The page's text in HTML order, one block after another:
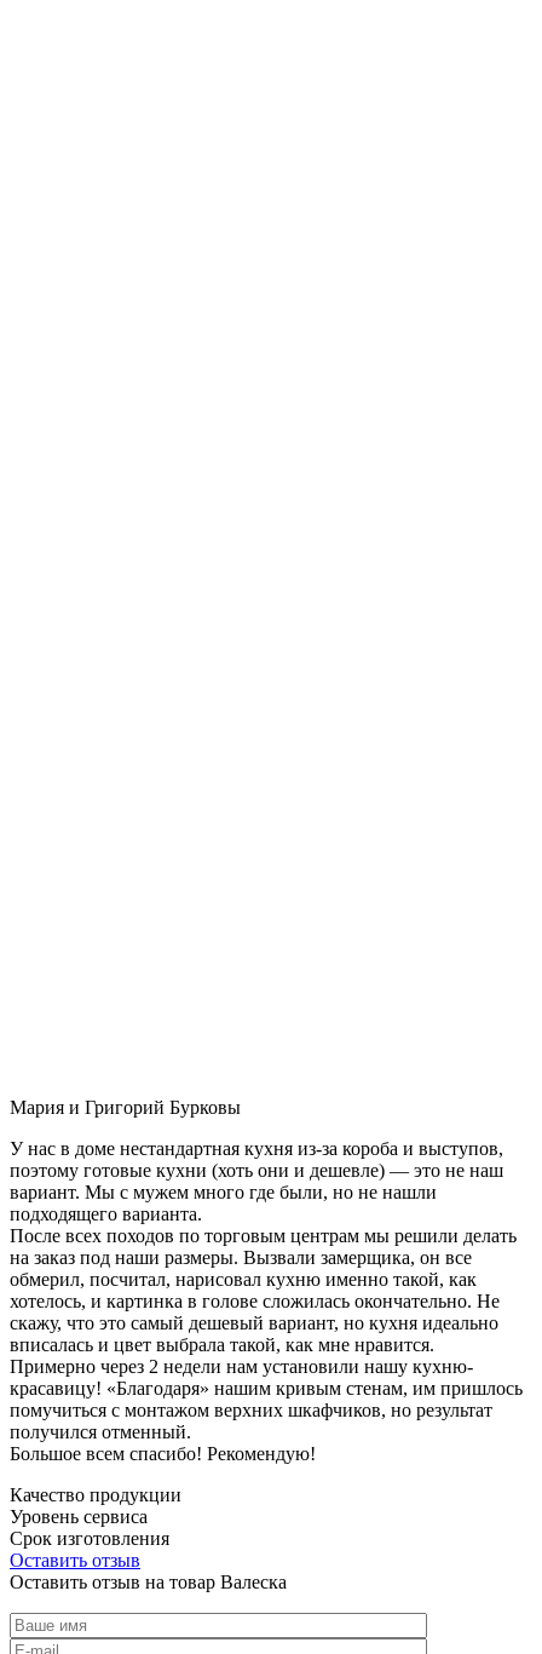
Мария и Григорий Бурковы
У нас в доме нестандартная кухня из-за короба и выступов,
поэтому готовые кухни (хоть они и дешевле) — это не наш
вариант. Мы с мужем много где были, но не нашли
подходящего варианта.
После всех походов по торговым центрам мы решили делать
на заказ под наши размеры. Вызвали замерщика, он все
обмерил, посчитал, нарисовал кухню именно такой, как
хотелось, и картинка в голове сложилась окончательно. Не
скажу, что это самый дешевый вариант, но кухня идеально
вписалась и цвет выбрала такой, как мне нравится.
Примерно через 2 недели нам установили нашу кухню-
красавицу! «Благодаря» нашим кривым стенам, им пришлось
помучиться с монтажом верхних шкафчиков, но результат
получился отменный.
Большое всем спасибо! Рекомендую!
Качество продукции
Уровень сервиса
Срок изготовления
Оставить отзыв
Оставить отзыв на товар Валеска